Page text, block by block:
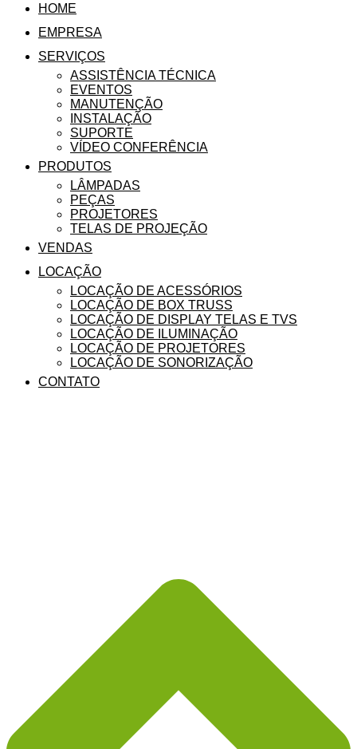
HOME
EMPRESA
SERVIÇOS
ASSISTÊNCIA TÉCNICA
EVENTOS
MANUTENÇÃO
INSTALAÇÃO
SUPORTE
VÍDEO CONFERÊNCIA
PRODUTOS
LÂMPADAS
PEÇAS
PROJETORES
TELAS DE PROJEÇÃO
VENDAS
LOCAÇÃO
LOCAÇÃO DE ACESSÓRIOS
LOCAÇÃO DE BOX TRUSS
LOCAÇÃO DE DISPLAY TELAS E TVS
LOCAÇÃO DE ILUMINAÇÃO
LOCAÇÃO DE PROJETORES
LOCAÇÃO DE SONORIZAÇÃO
CONTATO